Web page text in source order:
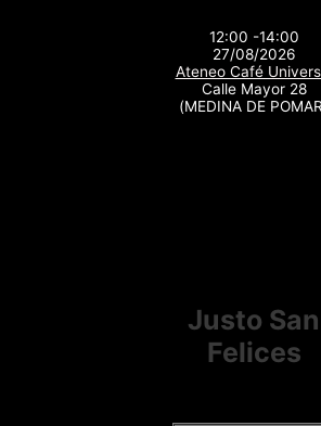
12:00 -14:00
27/08/2026
Ateneo Café
Calle Mayor 28
(MEDINA DE
Justo San
Felices